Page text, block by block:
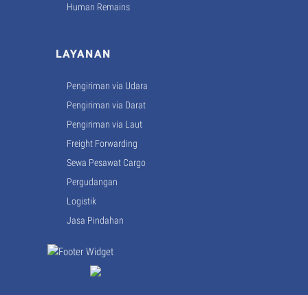
Human Remains
LAYANAN
Pengiriman via Udara
Pengiriman via Darat
Pengiriman via Laut
Freight Forwarding
Sewa Pesawat Cargo
Pergudangan
Logistik
Jasa Pindahan